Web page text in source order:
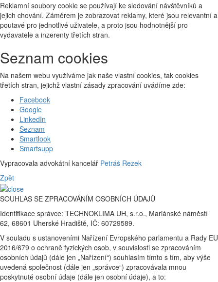
Reklamní soubory cookie se používají ke sledování návštěvníků a
jejich chování. Záměrem je zobrazovat reklamy, které jsou relevantní a
poutavé pro jednotlivé uživatele, a proto jsou hodnotnější pro
vydavatele a inzerenty třetích stran.
Seznam cookies
Na našem webu využíváme jak naše vlastní cookies, tak cookies
třetích stran, jejichž vlastní zásady zpracování uvádíme zde:
Facebook
Google
LinkedIn
Seznam
Smartlook
Smartsupp
Vypracovala advokátní kancelář Petráš Rezek
Zpět
SOUHLAS SE ZPRACOVÁNÍM OSOBNÍCH ÚDAJŮ
Identifikace správce: TECHNOKLIMA UH, s.r.o., Mariánské náměstí
62, 68601 Uherské Hradiště, IČ: 60729589.
V souladu s ustanoveními Nařízení Evropského parlamentu a Rady EU
2016/679 o ochraně fyzických osob, v souvislosti se zpracováním
osobních údajů (dále jen „Nařízení“) souhlasím tímto s tím, aby výše
uvedená společnost (dále jen „správce“) zpracovávala mnou
poskytnuté osobní údaje (dále jen osobní údaje), a to: